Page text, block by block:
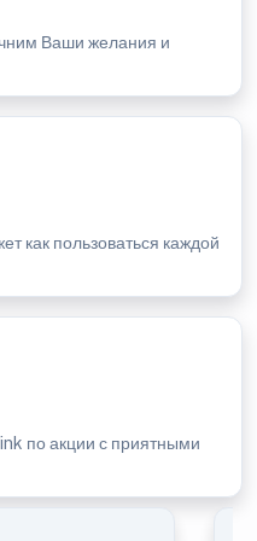
Ваши желания и
как пользоваться каждой
по акции с приятными